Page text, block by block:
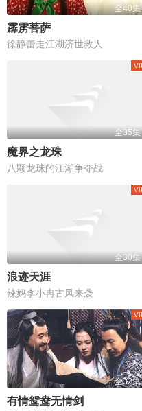
全40集
霹雳菩萨
徐静蕾走江湖济世救人
全35集
魔界之龙珠
八颗龙珠的江湖争夺战
全30集
浪迹天涯
辣妈李小冉古风来袭
全32集
有情鸳鸯无情剑